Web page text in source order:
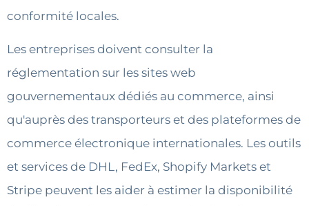
conformité locales.
Les entreprises doivent consulter la
réglementation sur les sites web
gouvernementaux dédiés au commerce, ainsi
qu'auprès des transporteurs et des plateformes de
commerce électronique internationales. Les outils
et services de DHL, FedEx, Shopify Markets et
Stripe peuvent les aider à estimer la disponibilité